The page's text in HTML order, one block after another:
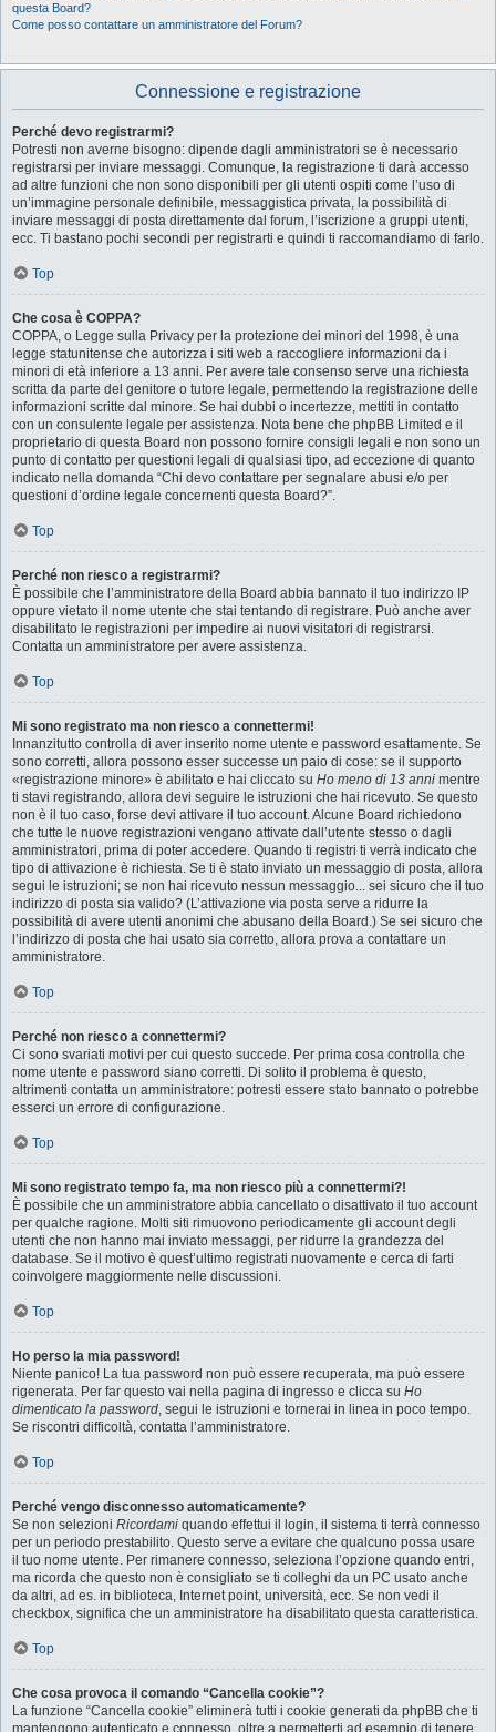
questa Board?
Come posso contattare un amministratore del Forum?
Connessione e registrazione
Perché devo registrarmi?
Potresti non averne bisogno: dipende dagli amministratori se è necessario
registrarsi per inviare messaggi. Comunque, la registrazione ti darà accesso
ad altre funzioni che non sono disponibili per gli utenti ospiti come l’uso di
un’immagine personale definibile, messaggistica privata, la possibilità di
inviare messaggi di posta direttamente dal forum, l’iscrizione a gruppi utenti,
ecc. Ti bastano pochi secondi per registrarti e quindi ti raccomandiamo di farlo.
Top
Che cosa è COPPA?
COPPA, o Legge sulla Privacy per la protezione dei minori del 1998, è una
legge statunitense che autorizza i siti web a raccogliere informazioni da i
minori di età inferiore a 13 anni. Per avere tale consenso serve una richiesta
scritta da parte del genitore o tutore legale, permettendo la registrazione delle
informazioni scritte dal minore. Se hai dubbi o incertezze, mettiti in contatto
con un consulente legale per assistenza. Nota bene che phpBB Limited e il
proprietario di questa Board non possono fornire consigli legali e non sono un
punto di contatto per questioni legali di qualsiasi tipo, ad eccezione di quanto
indicato nella domanda “Chi devo contattare per segnalare abusi e/o per
questioni d’ordine legale concernenti questa Board?”.
Top
Perché non riesco a registrarmi?
È possibile che l’amministratore della Board abbia bannato il tuo indirizzo IP
oppure vietato il nome utente che stai tentando di registrare. Può anche aver
disabilitato le registrazioni per impedire ai nuovi visitatori di registrarsi.
Contatta un amministratore per avere assistenza.
Top
Mi sono registrato ma non riesco a connettermi!
Innanzitutto controlla di aver inserito nome utente e password esattamente. Se
sono corretti, allora possono esser successe un paio di cose: se il supporto
«registrazione minore» è abilitato e hai cliccato su Ho meno di 13 anni mentre
ti stavi registrando, allora devi seguire le istruzioni che hai ricevuto. Se questo
non è il tuo caso, forse devi attivare il tuo account. Alcune Board richiedono
che tutte le nuove registrazioni vengano attivate dall’utente stesso o dagli
amministratori, prima di poter accedere. Quando ti registri ti verrà indicato che
tipo di attivazione è richiesta. Se ti è stato inviato un messaggio di posta, allora
segui le istruzioni; se non hai ricevuto nessun messaggio... sei sicuro che il tuo
indirizzo di posta sia valido? (L’attivazione via posta serve a ridurre la
possibilità di avere utenti anonimi che abusano della Board.) Se sei sicuro che
l’indirizzo di posta che hai usato sia corretto, allora prova a contattare un
amministratore.
Top
Perché non riesco a connettermi?
Ci sono svariati motivi per cui questo succede. Per prima cosa controlla che
nome utente e password siano corretti. Di solito il problema è questo,
altrimenti contatta un amministratore: potresti essere stato bannato o potrebbe
esserci un errore di configurazione.
Top
Mi sono registrato tempo fa, ma non riesco più a connettermi?!
È possibile che un amministratore abbia cancellato o disattivato il tuo account
per qualche ragione. Molti siti rimuovono periodicamente gli account degli
utenti che non hanno mai inviato messaggi, per ridurre la grandezza del
database. Se il motivo è quest’ultimo registrati nuovamente e cerca di farti
coinvolgere maggiormente nelle discussioni.
Top
Ho perso la mia password!
Niente panico! La tua password non può essere recuperata, ma può essere
rigenerata. Per far questo vai nella pagina di ingresso e clicca su Ho
dimenticato la password, segui le istruzioni e tornerai in linea in poco tempo.
Se riscontri difficoltà, contatta l’amministratore.
Top
Perché vengo disconnesso automaticamente?
Se non selezioni Ricordami quando effettui il login, il sistema ti terrà connesso
per un periodo prestabilito. Questo serve a evitare che qualcuno possa usare
il tuo nome utente. Per rimanere connesso, seleziona l’opzione quando entri,
ma ricorda che questo non è consigliato se ti colleghi da un PC usato anche
da altri, ad es. in biblioteca, Internet point, università, ecc. Se non vedi il
checkbox, significa che un amministratore ha disabilitato questa caratteristica.
Top
Che cosa provoca il comando “Cancella cookie”?
La funzione “Cancella cookie” eliminerà tutti i cookie generati da phpBB che ti
mantengono autenticato e connesso, oltre a permetterti ad esempio di tenere